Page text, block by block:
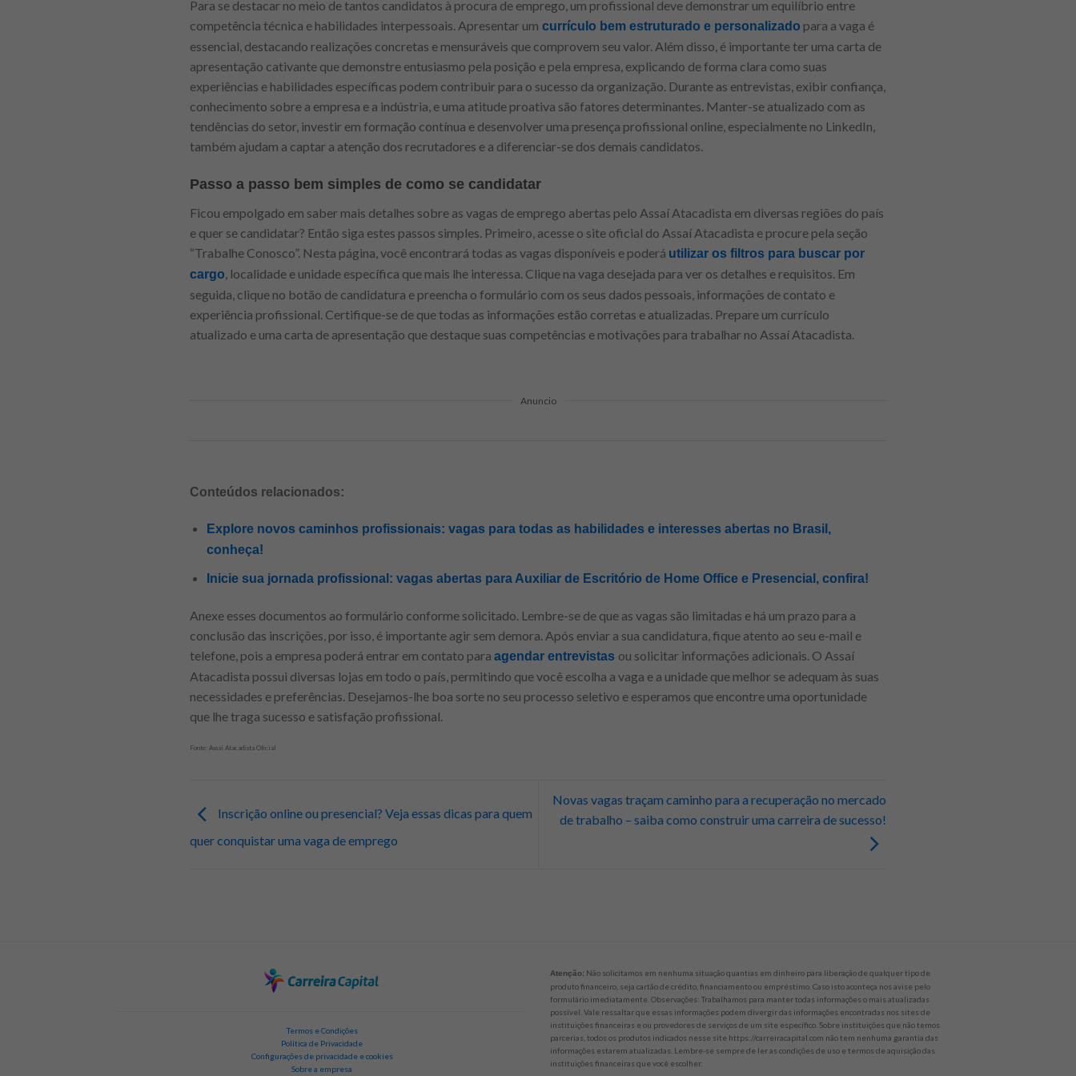
Para se destacar no meio de tantos candidatos à procura de emprego, um profissional deve demonstrar um equilíbrio entre
competência técnica e habilidades interpessoais. Apresentar um currículo bem estruturado e personalizado para a vaga é
essencial, destacando realizações concretas e mensuráveis que comprovem seu valor. Além disso, é importante ter uma carta de
apresentação cativante que demonstre entusiasmo pela posição e pela empresa, explicando de forma clara como suas
experiências e habilidades específicas podem contribuir para o sucesso da organização. Durante as entrevistas, exibir confiança,
conhecimento sobre a empresa e a indústria, e uma atitude proativa são fatores determinantes. Manter-se atualizado com as
tendências do setor, investir em formação contínua e desenvolver uma presença profissional online, especialmente no LinkedIn,
também ajudam a captar a atenção dos recrutadores e a diferenciar-se dos demais candidatos.
Passo a passo bem simples de como se candidatar
Ficou empolgado em saber mais detalhes sobre as vagas de emprego abertas pelo Assaí Atacadista em diversas regiões do país
e quer se candidatar? Então siga estes passos simples. Primeiro, acesse o site oficial do Assaí Atacadista e procure pela seção
“Trabalhe Conosco”. Nesta página, você encontrará todas as vagas disponíveis e poderá utilizar os filtros para buscar por
cargo , localidade e unidade específica que mais lhe interessa. Clique na vaga desejada para ver os detalhes e requisitos. Em
seguida, clique no botão de candidatura e preencha o formulário com os seus dados pessoais, informações de contato e
experiência profissional. Certifique-se de que todas as informações estão corretas e atualizadas. Prepare um currículo
atualizado e uma carta de apresentação que destaque suas competências e motivações para trabalhar no Assaí Atacadista.
Anuncio
Conteúdos relacionados:
Explore novos caminhos profissionais: vagas para todas as habilidades e interesses abertas no Brasil,
conheça!
Inicie sua jornada profissional: vagas abertas para Auxiliar de Escritório de Home Office e Presencial, confira!
Anexe esses documentos ao formulário conforme solicitado. Lembre-se de que as vagas são limitadas e há um prazo para a
conclusão das inscrições, por isso, é importante agir sem demora. Após enviar a sua candidatura, fique atento ao seu e-mail e
telefone, pois a empresa poderá entrar em contato para agendar entrevistas ou solicitar informações adicionais. O Assaí
Atacadista possui diversas lojas em todo o país, permitindo que você escolha a vaga e a unidade que melhor se adequam às suas
necessidades e preferências. Desejamos-lhe boa sorte no seu processo seletivo e esperamos que encontre uma oportunidade
que lhe traga sucesso e satisfação profissional.
Fonte: Assaí Atacadista Oficial
Inscrição online ou presencial? Veja essas dicas para quem
quer conquistar uma vaga de emprego
Novas vagas traçam caminho para a recuperação no mercado
de trabalho – saiba como construir uma carreira de sucesso!
Termos e Condições
Política de Privacidade
Configurações de privacidade e cookies
Sobre a empresa
Atenção: Não solicitamos em nenhuma situação quantias em dinheiro para liberação de qualquer tipo de
produto financeiro, seja cartão de crédito, financiamento ou empréstimo. Caso isto aconteça nos avise pelo
formulário imediatamente. Observações: Trabalhamos para manter todas informações o mais atualizadas
possível. Vale ressaltar que essas informações podem divergir das informações encontradas nos sites de
instituições financeiras e ou provedores de serviços de um site específico. Sobre instituições que não temos
parcerias, todos os produtos indicados nesse site https://carreiracapital.com não tem nenhuma garantia das
informações estarem atualizadas. Lembre-se sempre de ler as condições de uso e termos de aquisição das
instituições financeiras que você escolher.